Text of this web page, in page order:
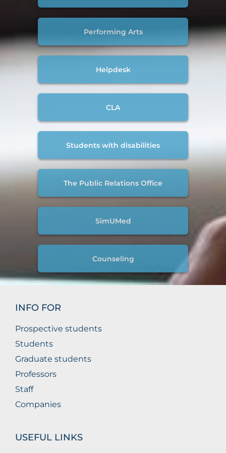
Performing Arts
Helpdesk
CLA
Students with disabilities
The Public Relations Office
SimUMed
Counseling
INFO FOR
Prospective students
Students
Graduate students
Professors
Staff
Companies
USEFUL LINKS